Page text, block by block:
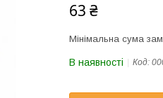
63 ₴
Мінімальна сума
В наявності Код: